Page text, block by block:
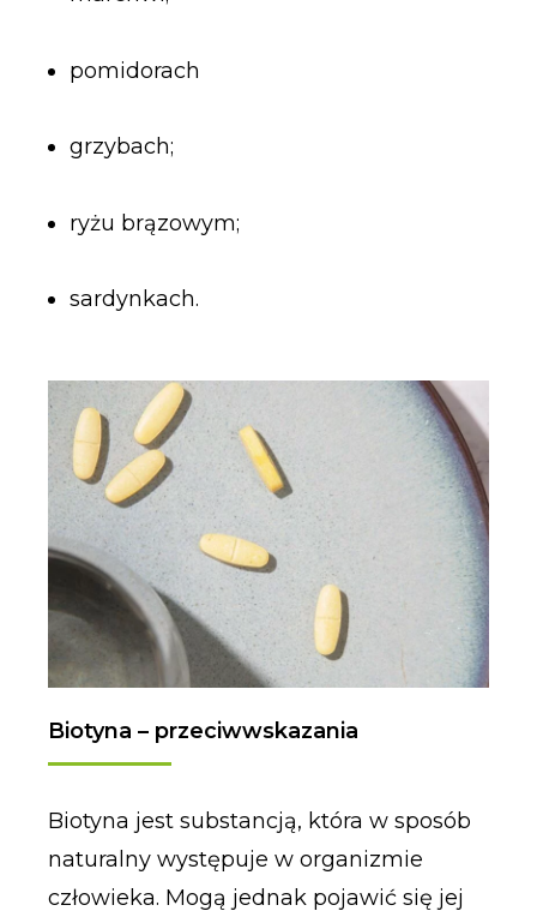
pomidorach
grzybach;
ryżu brązowym;
sardynkach.
Biotyna – przeciwwskazania
Biotyna jest substancją, która w sposób
naturalny występuje w organizmie
człowieka. Mogą jednak pojawić się jej